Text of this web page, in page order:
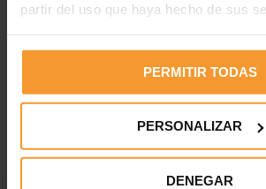
partir del uso que haya hecho de sus
PERMITIR TODAS
PERSONALIZAR
DENEGAR
Uno de cada cuatro vehículos circula con
Desfase del 45,1% entre el IPC y lo que
aseguradoras por la pintura a los talleres
Diagnóstico en el taller del
acondicionado: consejos clave